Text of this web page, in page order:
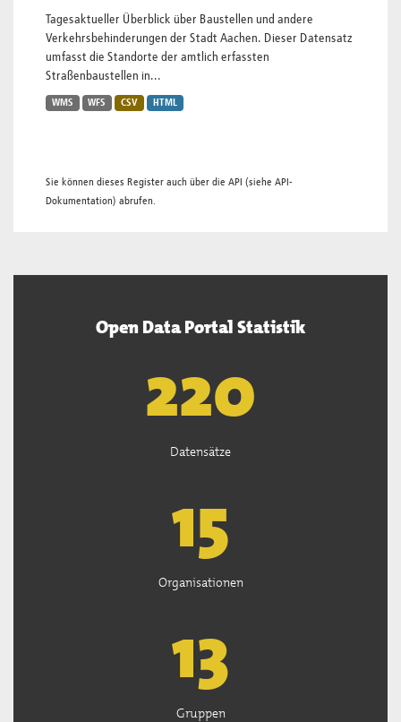
Tagesaktueller Überblick über Baustellen und andere
Verkehrsbehinderungen der Stadt Aachen. Dieser Datensatz
umfasst die Standorte der amtlich erfassten
Straßenbaustellen in...
WMS WFS CSV HTML
Sie können dieses Register auch über die API (siehe API-
Dokumentation) abrufen.
Open Data Portal Statistik
222
Datensätze
15
Organisationen
13
Gruppen